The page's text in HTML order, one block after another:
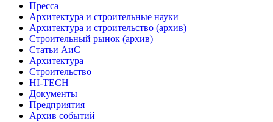
Пресса
Архитектура и строительные науки
Архитектура и строительство (архив)
Строительный рынок (архив)
Статьи АиС
Архитектура
Строительство
HI-TECH
Документы
Предприятия
Архив событий